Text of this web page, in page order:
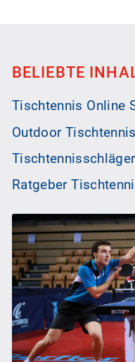
BELIEBTE
Tischtennis Online
Outdoor
Tischtennisschläger
Ratgeber